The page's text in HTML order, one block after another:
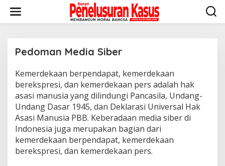
konten
Pedoman Media Siber
September
11,
2020
Oleh
Koran
KPK
Kemerdekaan berpendapat, kemerdekaan
berekspresi, dan kemerdekaan pers adalah hak
asasi manusia yang dilindungi Pancasila, Undang-
Undang Dasar 1945, dan Deklarasi Universal Hak
Asasi Manusia PBB. Keberadaan media siber di
Indonesia juga merupakan bagian dari
kemerdekaan berpendapat, kemerdekaan
berekspresi, dan kemerdekaan pers.